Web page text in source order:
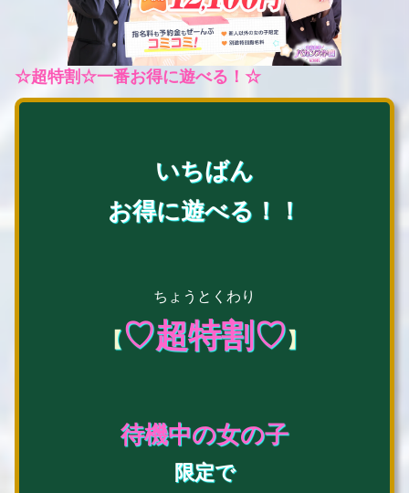
☆超特割☆一番お得に遊べる！☆
いちばん
お得に遊べる！！
ちょうとくわり
【♡超特割♡】
待機中の女の子
限定で